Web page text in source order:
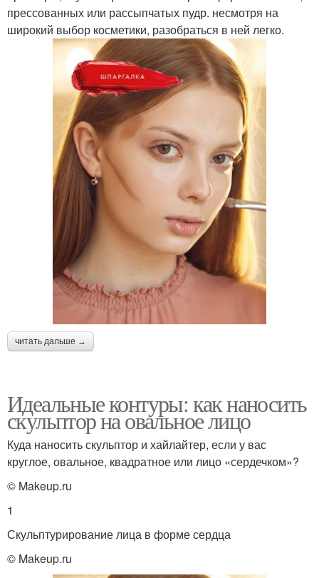
прессованных или рассыпчатых пудр. несмотря на
широкий выбор косметики, разобраться в ней легко.
читать дальше →
Идеальные контуры: как наносить
скульптор на овальное лицо
Куда наносить скульптор и хайлайтер, если у вас
круглое, овальное, квадратное или лицо «сердечком»?
© Makeup.ru
1
Скульптурирование лица в форме сердца
© Makeup.ru